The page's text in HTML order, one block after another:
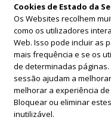
Cookies de Estado da
Os Websites recolhem
como os utilizadores
Web. Isso pode incluir as
mais frequência e se os
de determinadas
sessão ajudam a
melhorar a experiência
Bloquear ou eliminar
inutilizável.